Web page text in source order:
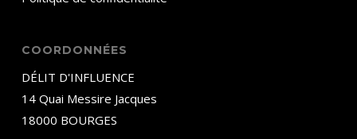
COORDONNÉES
DÉLIT D'INFLUENCE
14 Quai Messire Jacques
18000 BOURGES